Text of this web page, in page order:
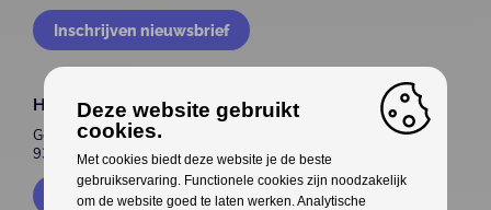
Inschrijven nieuwsbrief
House of Entertainment
Gentsesteenweg 514
9300 Aalst
Contacteer ons
Deze website gebruikt
cookies.
Met cookies biedt deze website je de beste
gebruikservaring. Functionele cookies zijn noodzakelijk
om de website goed te laten werken. Analytische